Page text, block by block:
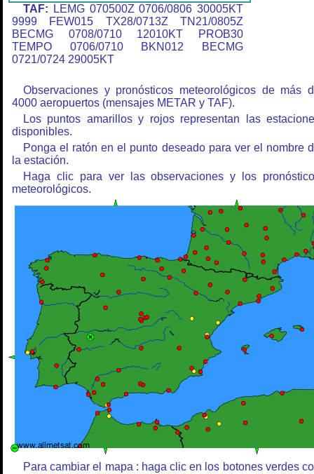
TAF: LEMG 070500Z 0706/0806 30005KT
9999 FEW015 TX28/0713Z TN21/0805Z
BECMG 0708/0710 12010KT PROB30
TEMPO 0706/0710 BKN012 BECMG
0721/0724 29005KT
Observaciones y pronósticos meteorológicos de más
4000 aeropuertos (mensajes METAR y TAF).
Los puntos amarillos y rojos representan las
disponibles.
Ponga el ratón en el punto deseado para ver el nombre
la estación.
Haga clic para ver las observaciones y los
meteorológicos.
Para cambiar el mapa : haga clic en los botones verdes